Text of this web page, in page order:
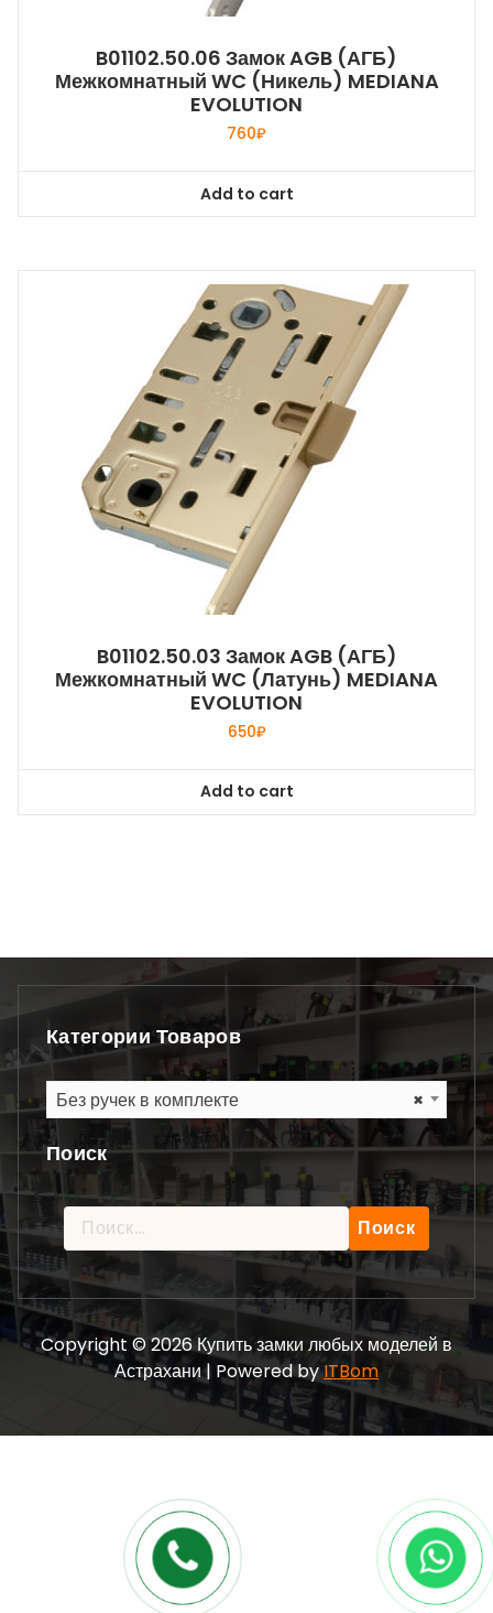
B01102.50.06 Замок AGB (АГБ)
Межкомнатный WC (никель) MEDIANA
EVOLUTION
760₽
Add to cart
B01102.50.03 Замок AGB (АГБ)
Межкомнатный WC (латунь) MEDIANA
EVOLUTION
650₽
Add to cart
Категории Товаров
×
Без ручек в комплекте
Поиск
Найти:
Copyright © 2026 Купить замки любых моделей в
Астрахани | Powered byITBom